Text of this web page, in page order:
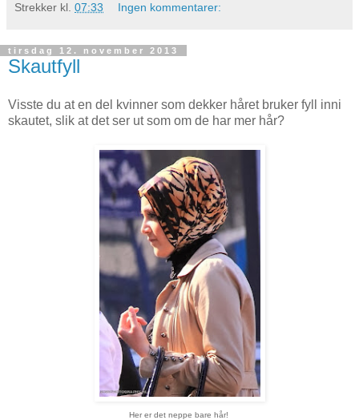
Strekker kl. 07:33 Ingen kommentarer:
tirsdag 12. november 2013
Skautfyll
Visste du at en del kvinner som dekker håret bruker fyll inni
skautet, slik at det ser ut som om de har mer hår?
Her er det neppe bare hår!